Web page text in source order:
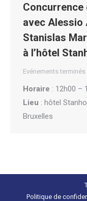
Concurrence
avec Alessio
Stanislas
à l’hôtel
Evénements terminés
Horaire : 12h00 –
Lieu : hôtel
Bruxelles
Politique de